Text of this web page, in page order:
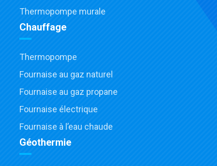
Thermopompe murale
Chauffage
Thermopompe
Fournaise au gaz naturel
Fournaise au gaz propane
Fournaise électrique
Fournaise à l’eau chaude
Géothermie